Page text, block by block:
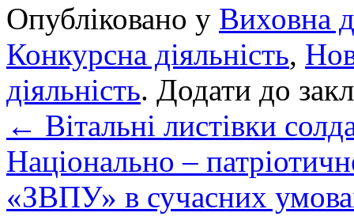
Опубліковано у Виховна
Конкурсна діяльність,
діяльність. Додати до
← Вітальні листівки
Національно –
«ЗВПУ» в сучасних